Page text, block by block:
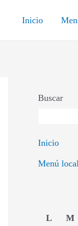
Inicio
Buscar
Inicio
Menú
L M